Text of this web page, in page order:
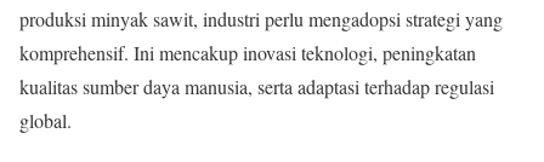
produksi minyak sawit, industri perlu mengadopsi strategi yang
komprehensif. Ini mencakup inovasi teknologi, peningkatan
kualitas sumber daya manusia, serta adaptasi terhadap regulasi
global.